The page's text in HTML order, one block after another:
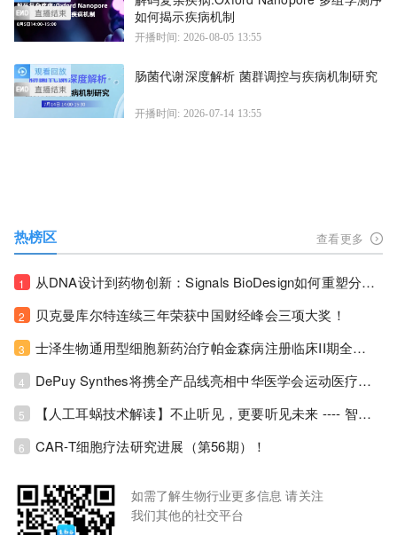
如何揭示疾病机制
开播时间: 2026-08-05 13:55
肠菌代谢深度解析 菌群调控与疾病机制研究
开播时间: 2026-07-14 13:55
热榜区 查看更多
1 从DNA设计到药物创新：Signals BioDesign如何重塑分子生物学研发生态！
2 贝克曼库尔特连续三年荣获中国财经峰会三项大奖！
3 士泽生物通用型细胞新药治疗帕金森病注册临床II期全部入组完成！
4 DePuy Synthes将携全产品线亮相中华医学会运动医疗分会大会，加码布局中国运动医学创新赛道！
5 【人工耳蜗技术解读】不止听见，更要听见未来 ---- 智能耳蜗，开启人工耳蜗技术新纪元！
6 CAR-T细胞疗法研究进展（第56期）！
如需了解生物行业更多信息 请关注
我们其他的社交平台